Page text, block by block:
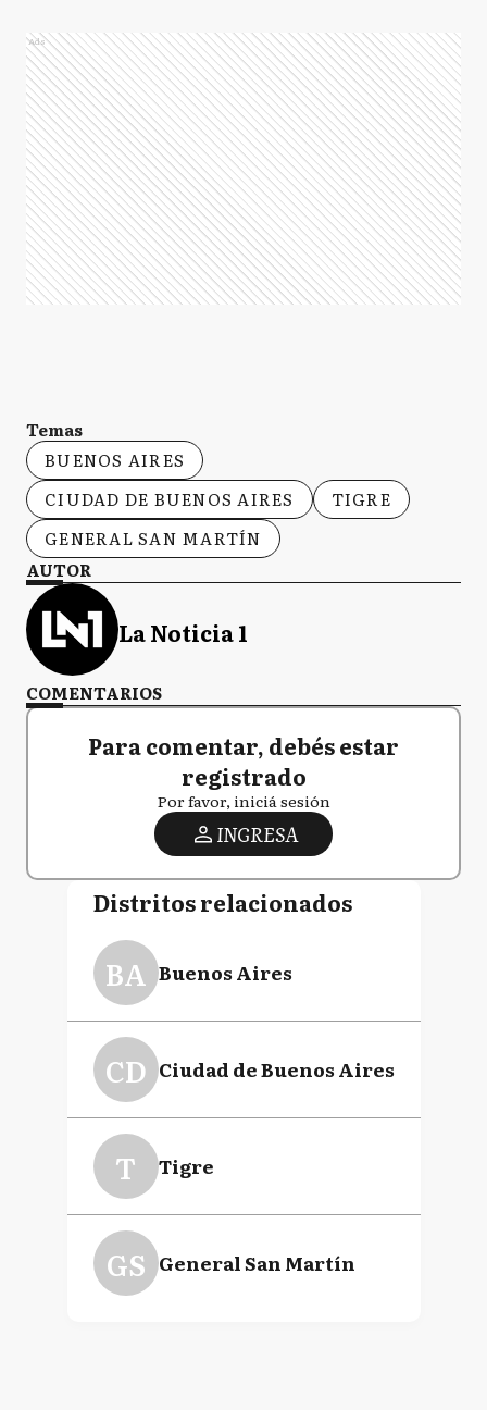
Ads
Temas
BUENOS AIRES
CIUDAD DE BUENOS AIRES
TIGRE
GENERAL SAN MARTÍN
AUTOR
La Noticia 1
COMENTARIOS
Para comentar, debés estar
registrado
Por favor, iniciá sesión
INGRESA
Distritos relacionados
BA Buenos Aires
CD Ciudad de Buenos Aires
T Tigre
GS General San Martín